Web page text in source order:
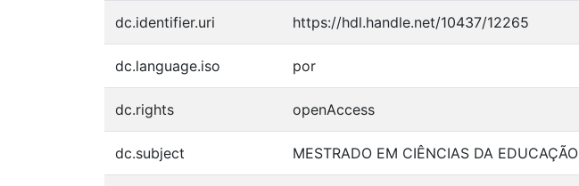
dc.identifier.uri https://hdl.handle.net/10437/12265
dc.language.iso por
dc.rights openAccess
dc.subject MESTRADO EM CIÊNCIAS DA EDUCAÇÃO